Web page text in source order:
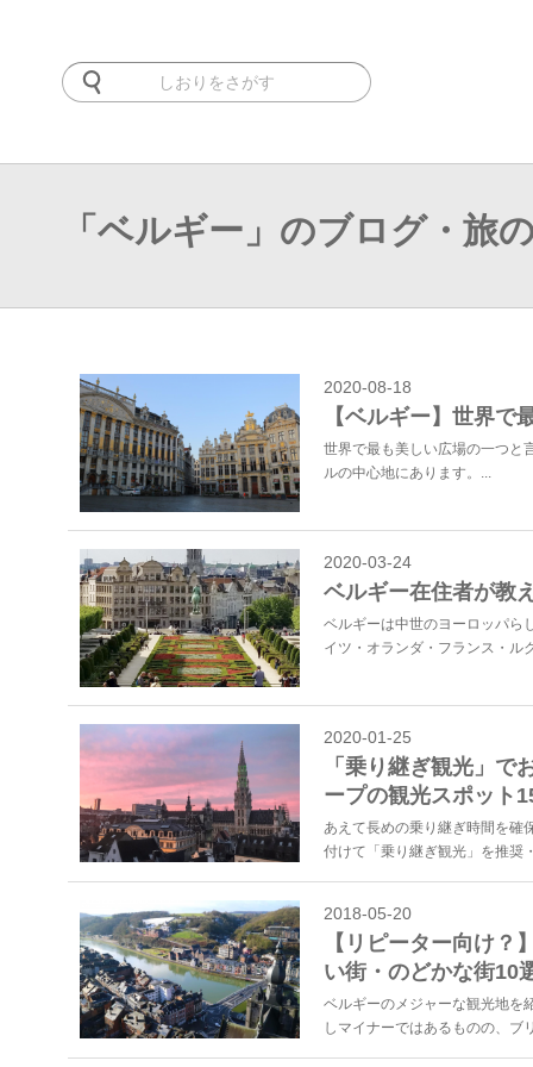
「ベルギー」のブログ・旅
2020-08-18
【ベルギー】世界で
世界で最も美しい広場の一つと
ルの中心地にあります。...
2020-03-24
ベルギー在住者が教
ベルギーは中世のヨーロッパら
イツ・オランダ・フランス・ル
2020-01-25
「乗り継ぎ観光」で
ープの観光スポット
あえて長めの乗り継ぎ時間を確
付けて「乗り継ぎ観光」を推奨
2018-05-20
【リピーター向け？
い街・のどかな街10
ベルギーのメジャーな観光地を
しマイナーではあるものの、ブ